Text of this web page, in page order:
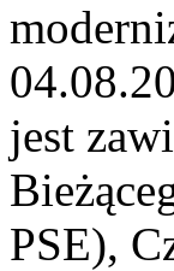
jest
PSE),